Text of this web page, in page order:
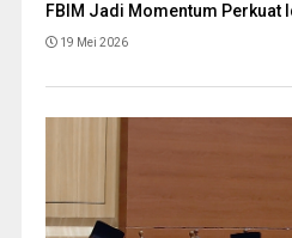
FBIM Jadi Momentum Perkuat
19 Mei 2026